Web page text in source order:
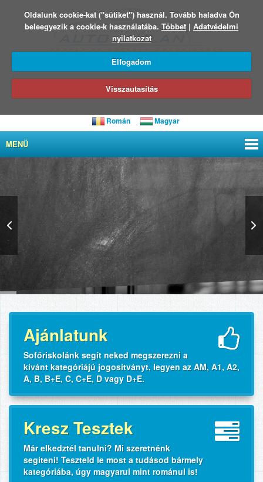
Oldalunk cookie-kat ("sütiket") használ. Tovább haladva Ön
beleegyezik a cookie-k használatába. Többet | Adatvédelmi
nyilatkozat
Elfogadom
Visszautasítás
Román Magyar
MENÜ
Ajánlatunk
Sofőriskolánk segít neked megszerezni a
kívánt kategóriájú jogosítványt, legyen az AM, A1, A2,
A, B, B+E, C, C+E, D vagy D+E.
Kresz Tesztek
Már elkedztél tanulni? Mi szeretnénk
segíteni! Teszteld le most a tudásod bármely
kategóriába, úgy magyarul mint románul is!